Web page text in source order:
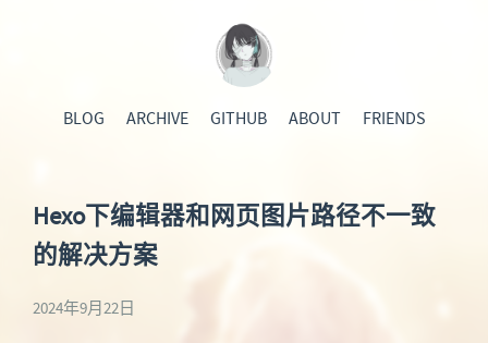
BLOG ARCHIVE GITHUB ABOUT FRIENDS
Hexo下编辑器和网页图片路径不一致
的解决方案
2024年9月22日